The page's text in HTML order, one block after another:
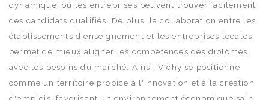
dynamique, où les entreprises peuvent trouver facilement
des candidats qualifiés. De plus, la collaboration entre les
établissements d'enseignement et les entreprises locales
permet de mieux aligner les compétences des diplômés
avec les besoins du marché. Ainsi, Vichy se positionne
comme un territoire propice à l'innovation et à la création